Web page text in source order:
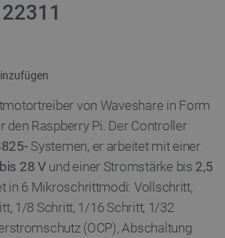
von Waveshare in Form
den Raspberry Pi. Der Controller
Systemen, er arbeitet mit einer
28 Vund einer Stromstärke bis 2,5
in 6 Mikroschrittmodi: Vollschritt,
1/8 Schritt, 1/16 Schritt, 1/32
(OCP), Abschaltung